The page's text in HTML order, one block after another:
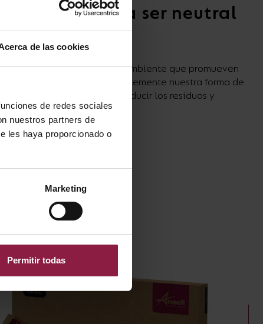
de las cookies
de redes sociales
nuestros partners de
les haya proporcionado o
Marketing
Permitir todas
esfuerzos para ser neutral
residuos
de defensores del medio ambiente que promueven
empresa, reevalúa constantemente nuestra forma de
innovadoras para reducir los residuos y